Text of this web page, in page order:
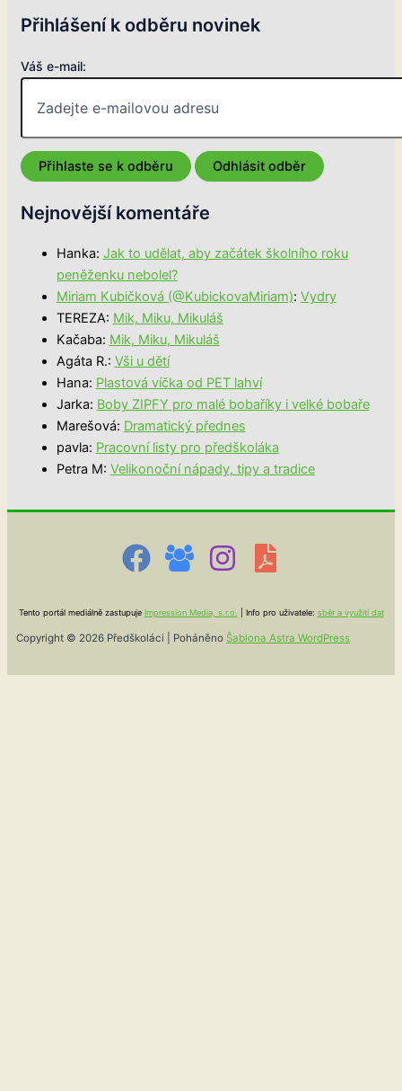
Přihlášení k odběru novinek
Váš e-mail:
Nejnovější komentáře
Hanka: Jak to udělat, aby začátek školního roku
peněženku nebolel?
Miriam Kubičková (@KubickovaMiriam): Vydry
TEREZA: Mik, Miku, Mikuláš
Kačaba: Mik, Miku, Mikuláš
Agáta R.: Vši u dětí
Hana: Plastová víčka od PET lahví
Jarka: Boby ZIPFY pro malé bobaříky i velké bobaře
Marešová: Dramatický přednes
pavla: Pracovní listy pro předškoláka
Petra M: Velikonoční nápady, tipy a tradice
Tento portál mediálně zastupuje Impression Media, s.r.o. | Info pro uživatele: sběr a využití dat
Copyright © 2026 Předškoláci | Poháněno Šablona Astra WordPress